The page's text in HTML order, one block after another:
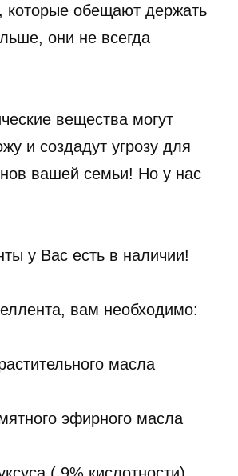
которые обещают держать
они не всегда
вещества могут
и создадут угрозу для
вашей семьи! Но у нас
у Вас есть в наличии!
вам необходимо:
масла
эфирного масла